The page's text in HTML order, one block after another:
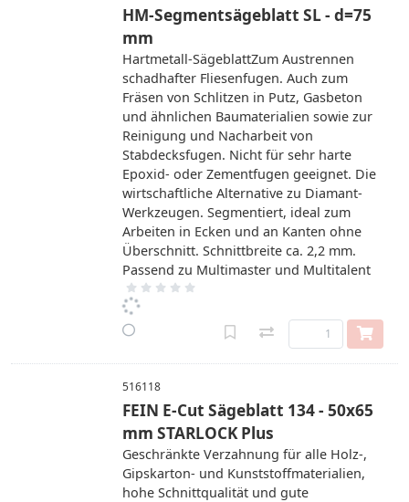
HM-Segmentsägeblatt SL - d=75
mm
Hartmetall-SägeblattZum Austrennen
schadhafter Fliesenfugen. Auch zum
Fräsen von Schlitzen in Putz, Gasbeton
und ähnlichen Baumaterialien sowie zur
Reinigung und Nacharbeit von
Stabdecksfugen. Nicht für sehr harte
Epoxid- oder Zementfugen geeignet. Die
wirtschaftliche Alternative zu Diamant-
Werkzeugen. Segmentiert, ideal zum
Arbeiten in Ecken und an Kanten ohne
Überschnitt. Schnittbreite ca. 2,2 mm.
Passend zu Multimaster und Multitalent
516118
FEIN E-Cut Sägeblatt 134 - 50x65
mm STARLOCK Plus
Geschränkte Verzahnung für alle Holz-,
Gipskarton- und Kunststoffmaterialien,
hohe Schnittqualität und gute